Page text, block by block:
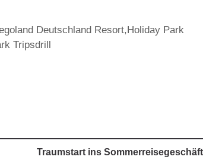
Deutschland Resort,Holiday Park
Tripsdrill
Traumstart ins